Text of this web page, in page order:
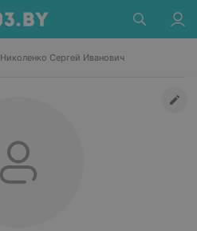
Николенко Сергей Иванович